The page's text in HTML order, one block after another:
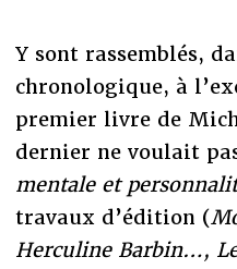
Y sont rassemblés,
chronologique, à
premier livre de
dernier ne voulait
mentale et
travaux d’édition (
Herculine Barbin…,